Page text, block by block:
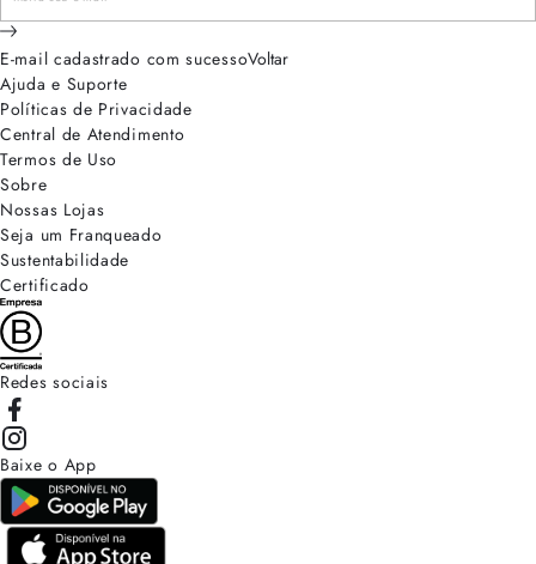
E-mail cadastrado com sucessoVoltar
Ajuda e Suporte
Políticas de Privacidade
Central de Atendimento
Termos de Uso
Sobre
Nossas Lojas
Seja um Franqueado
Sustentabilidade
Certificado
Redes sociais
Baixe o App